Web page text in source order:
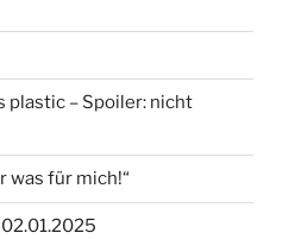
plastic – Spoiler: nicht
was für mich!“